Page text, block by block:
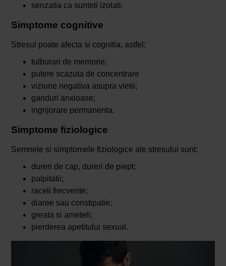
senzatia ca sunteti izolati.
Simptome cognitive
Stresul poate afecta si cognitia, astfel:
tulburari de memorie;
putere scazuta de concentrare
viziune negativa asupra vietii;
ganduri anxioase;
ingrijorare permanenta.
Simptome fiziologice
Semnele si simptomele fiziologice ale stresului sunt:
dureri de cap, dureri de piept;
palpitatii;
raceli frecvente;
diaree sau constipatie;
greata si ameteli;
pierderea apetitului sexual.